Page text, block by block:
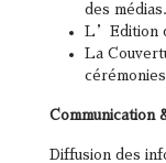
des médias.
L’Edition
La
Communication
Diffusion des